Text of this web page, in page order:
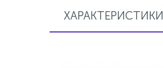
ХАРАКТЕРИСТИКИ